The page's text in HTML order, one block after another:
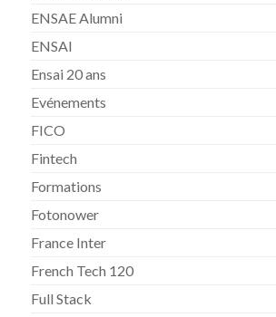
ENSAE Alumni
ENSAI
Ensai 20 ans
Evénements
FICO
Fintech
Formations
Fotonower
France Inter
French Tech 120
Full Stack